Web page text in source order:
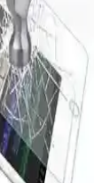
Nesil
ve net
sunar.
Apple
9H Nano
hissi sağlar,